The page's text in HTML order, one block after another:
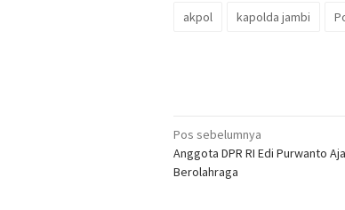
akpol kapolda jambi
Navigasi
pos
Pos sebelumnya
Anggota DPR RI Edi Purwanto
Berolahraga